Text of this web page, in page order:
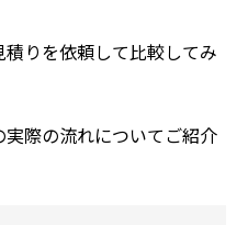
りを依頼して比較してみ
際の流れについてご紹介